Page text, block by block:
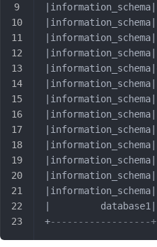
|
+------------------